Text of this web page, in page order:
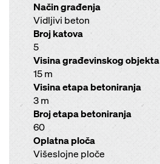
Način građenja
Vidljivi beton
Broj katova
5
Visina građevinskog objekta
15 m
Visina etapa betoniranja
3 m
Broj etapa betoniranja
60
Oplatna ploča
Višeslojne ploče